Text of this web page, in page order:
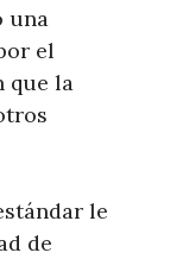
una
el
que la
le
de